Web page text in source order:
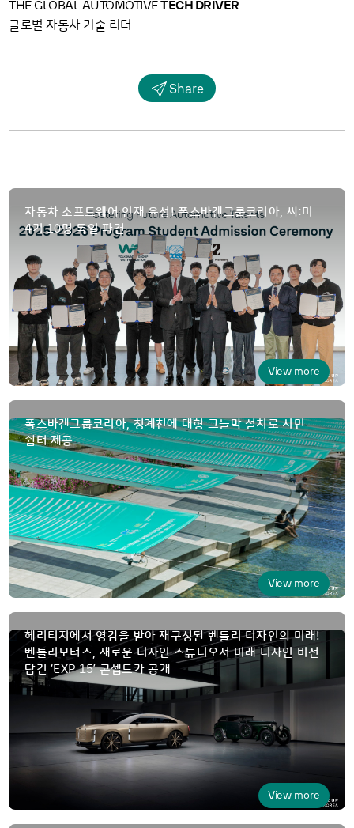
THE GLOBAL AUTOMOTIVETECH DRIVER
글로벌 자동차 기술 리더
Share
자동차 소프트웨어 인재 육성! 폭스바겐그룹코리아, 씨:미
4기10명 독일 파견
View more
폭스바겐그룹코리아, 청계천에 대형 그늘막 설치로 시민
쉼터 제공
View more
헤리티지에서 영감을 받아 재구성된 벤틀리 디자인의 미래!
벤틀리모터스, 새로운 디자인 스튜디오서 미래 디자인 비전
담긴 ‘EXP 15’ 콘셉트카 공개
View more